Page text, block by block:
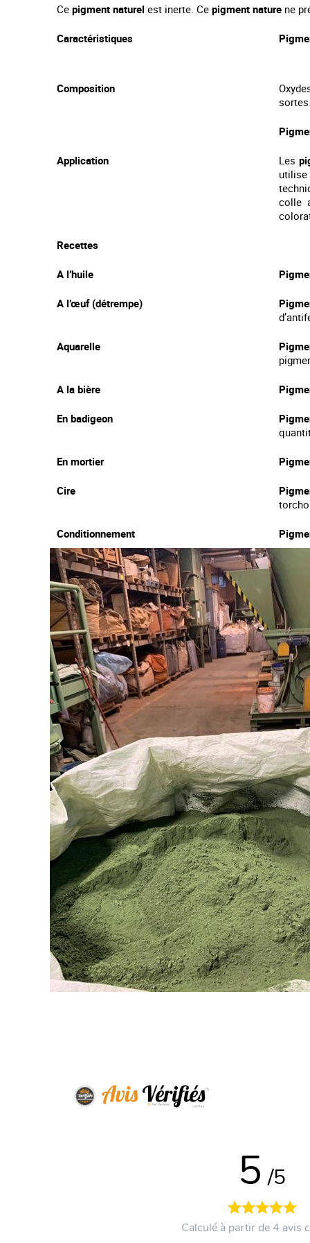
Ce pigment naturel est inerte. Ce pigment nature ne
Caractéristiques
Composition
Application Les
utilise
colle
Recettes
A l’huile
A l’œuf (détrempe)
Aquarelle
A la bière
En badigeon
En mortier
Cire
Conditionnement
5 /5
Calculé à partir de 4 avis